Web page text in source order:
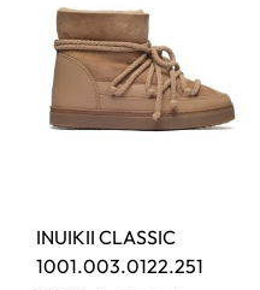
INUIKII CLASSIC
1001.003.0122.251